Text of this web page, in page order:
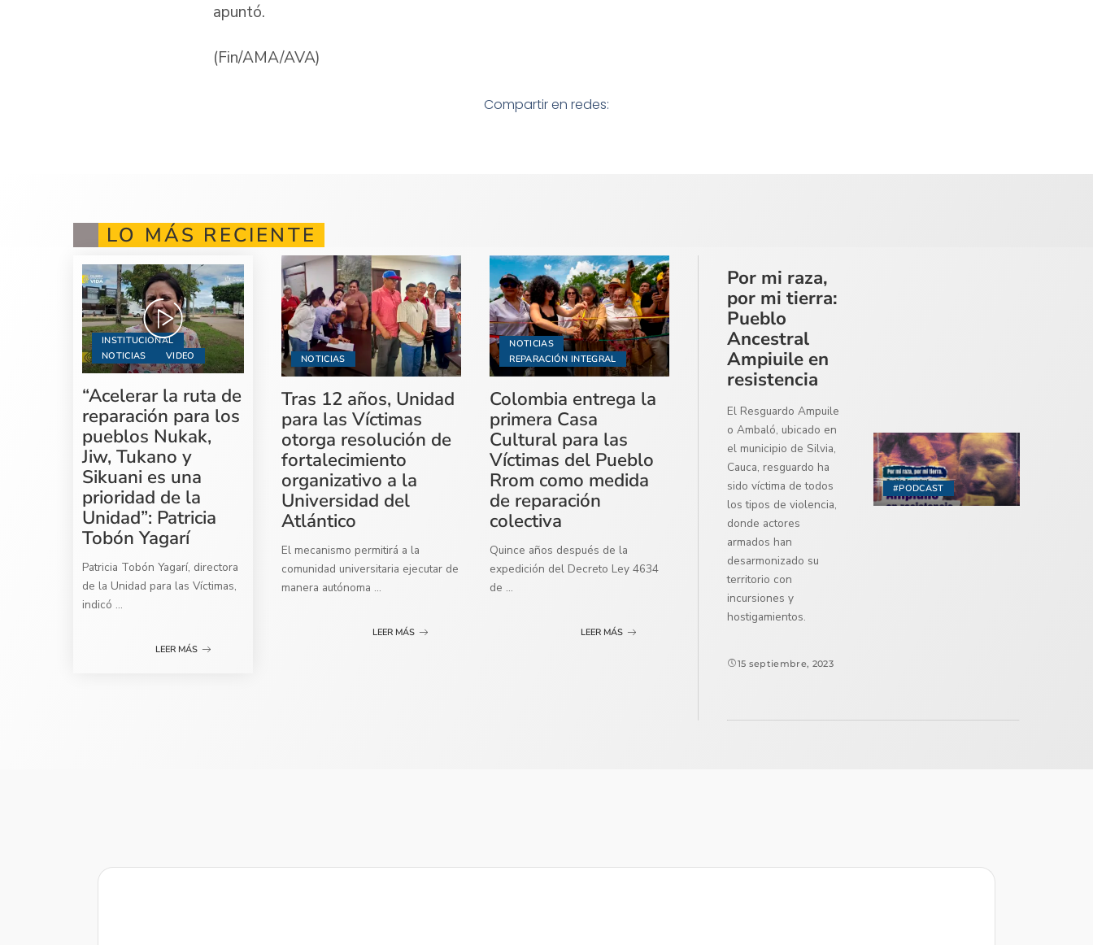
apuntó.
(Fin/AMA/AVA)
Compartir en redes:
LO MÁS RECIENTE
INSTITUCIONAL
NOTICIAS
VIDEO
“Acelerar la ruta de
reparación para los
pueblos Nukak,
Jiw, Tukano y
Sikuani es una
prioridad de la
Unidad”: Patricia
Tobón Yagarí
Patricia Tobón Yagarí, directora
de la Unidad para las Víctimas,
indicó ...
LEER MÁS
NOTICIAS
Tras 12 años, Unidad
para las Víctimas
otorga resolución de
fortalecimiento
organizativo a la
Universidad del
Atlántico
El mecanismo permitirá a la
comunidad universitaria ejecutar de
manera autónoma ...
LEER MÁS
NOTICIAS
REPARACIÓN INTEGRAL
Colombia entrega la
primera Casa
Cultural para las
Víctimas del Pueblo
Rrom como medida
de reparación
colectiva
Quince años después de la
expedición del Decreto Ley 4634
de ...
LEER MÁS
#PODCAST
Por mi raza,
por mi tierra:
Pueblo
Ancestral
Ampiuile en
resistencia
El Resguardo Ampuile
o Ambaló, ubicado en
el municipio de Silvia,
Cauca, resguardo ha
sido víctima de todos
los tipos de violencia,
donde actores
armados han
desarmonizado su
territorio con
incursiones y
hostigamientos.
15 septiembre, 2023